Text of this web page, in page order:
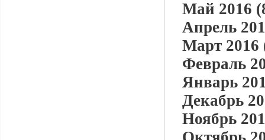
Май 2016
Апрель
Март 2016
Февраль
Январь
Декабрь
Ноябрь